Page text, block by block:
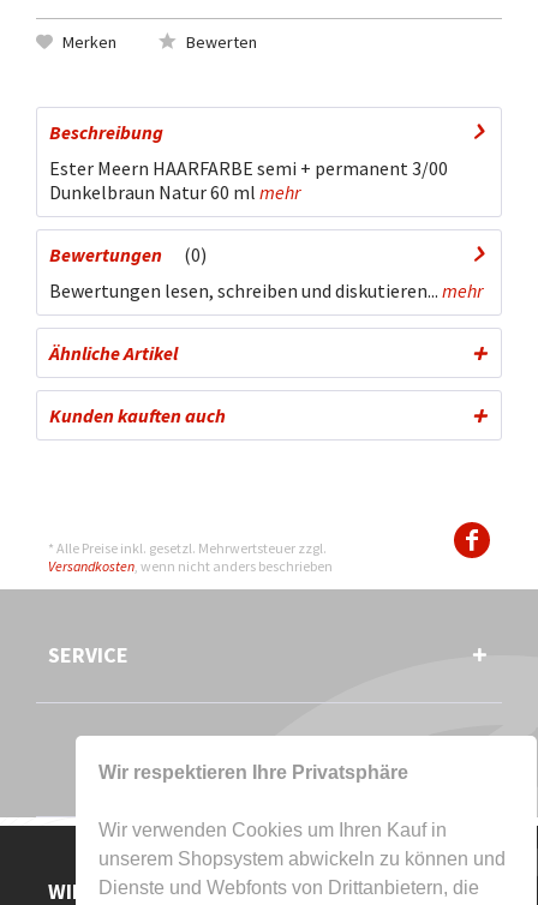
Wir respektieren Ihre Privatsphäre
Wir verwenden Cookies um Ihren Kauf in
unserem Shopsystem abwickeln zu können und
Dienste und Webfonts von Drittanbietern, die
Merken Bewerten
Beschreibung
Ester Meern HAARFARBE semi + permanent 3/00
Dunkelbraun Natur 60 ml mehr
Bewertungen
0
Bewertungen lesen, schreiben und diskutieren... mehr
Ähnliche Artikel
Kunden kauften auch
* Alle Preise inkl. gesetzl. Mehrwertsteuer zzgl.
Versandkosten , wenn nicht anders beschrieben
SERVICE
WIR AKZEPTIEREN